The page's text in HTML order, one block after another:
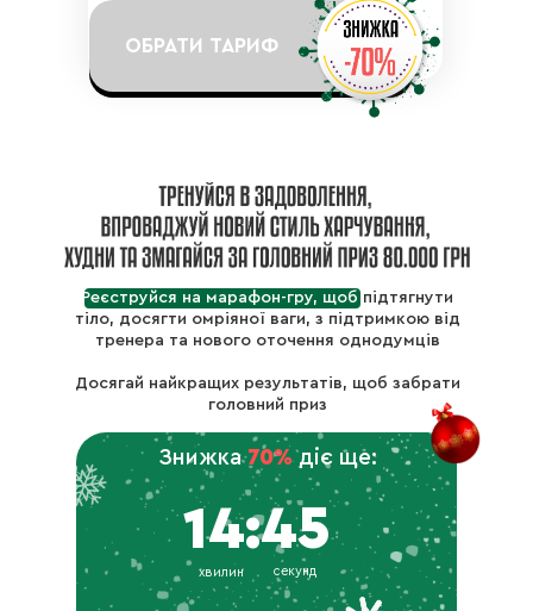
День 17
Ср.
День 18
Чт.
▪ Розтяжка для
шпагату.
▪ готове меню на
день (сніданок, обід,
▪ варіанти води по
рівню PH та
додаткові напої
Звіт дня: калорійність
+ кількість хв
на 20 хв.
▪ готове меню на
день (сніданок, обід,
▪ варіанти води по
рівню PH та
Звіт дня: калорійність
ОБРАТИ ТАРИФ
Знижка70% діє ще:
Реєструйся на марафон-гру, щобпідтягнути
тіло, досягти омріяної ваги, з підтримкою від
тренера та нового оточення однодумців
Досягай найкращих результатів, щоб забрати
головний приз
хвилин секунд
14:43